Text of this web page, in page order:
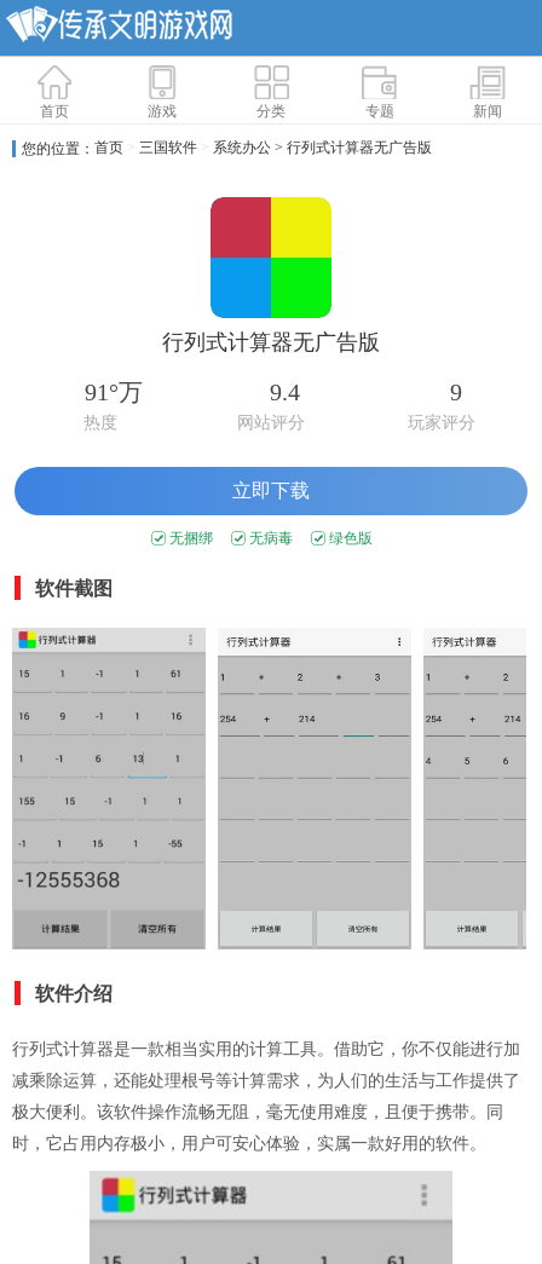
首页 游戏 分类 专题 新闻
您的位置： 首页 > 三国软件 > 系统办公 > 行列式计算器无广告版
行列式计算器无广告版
91°万
热度
9.4
网站评分
9
玩家评分
立即下载
无捆绑 无病毒 绿色版
软件截图
软件介绍
行列式计算器是一款相当实用的计算工具。借助它，你不仅能进行加
减乘除运算，还能处理根号等计算需求，为人们的生活与工作提供了
极大便利。该软件操作流畅无阻，毫无使用难度，且便于携带。同
时，它占用内存极小，用户可安心体验，实属一款好用的软件。